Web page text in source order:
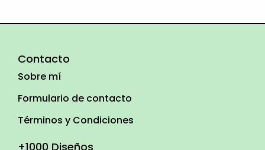
Contacto
Sobre mí
Formulario de contacto
Términos y Condiciones
+1000 Diseños